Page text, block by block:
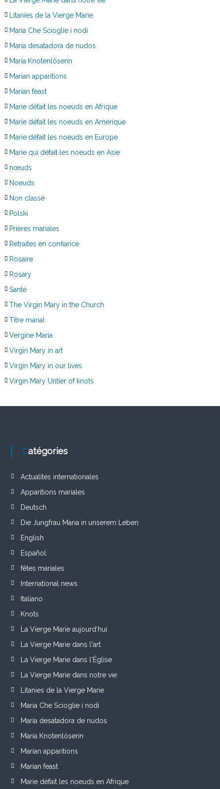
Litanies de la Vierge Marie
Maria Che Scioglie i nodi
María desatadora de nudos
Maria Knotenlöserin
Marian apparitions
Marian feast
Marie défait les noeuds en Afrique
Marie défait les noeuds en Amérique
Marie défait les noeuds en Europe
Marie qui défait les noeuds en Asie
nœuds
Noeuds
Non classé
Polski
Prières mariales
Retraites en confiance
Rosaire
Rosary
Santé
The Virgin Mary in the Church
Titre marial
Vergine Maria
Virgin Mary in art
Virgin Mary in our lives
Virgin Mary Untier of knots
Catégories
Actualités internationales
Apparitions mariales
Deutsch
Die Jungfrau Maria in unserem Leben
English
Español
fêtes mariales
International news
Italiano
Knots
La Vierge Marie aujourd'hui
La Vierge Marie dans l'art
La Vierge Marie dans l'Église
La Vierge Marie dans notre vie
Litanies de la Vierge Marie
Maria Che Scioglie i nodi
María desatadora de nudos
Maria Knotenlöserin
Marian apparitions
Marian feast
Marie défait les noeuds en Afrique